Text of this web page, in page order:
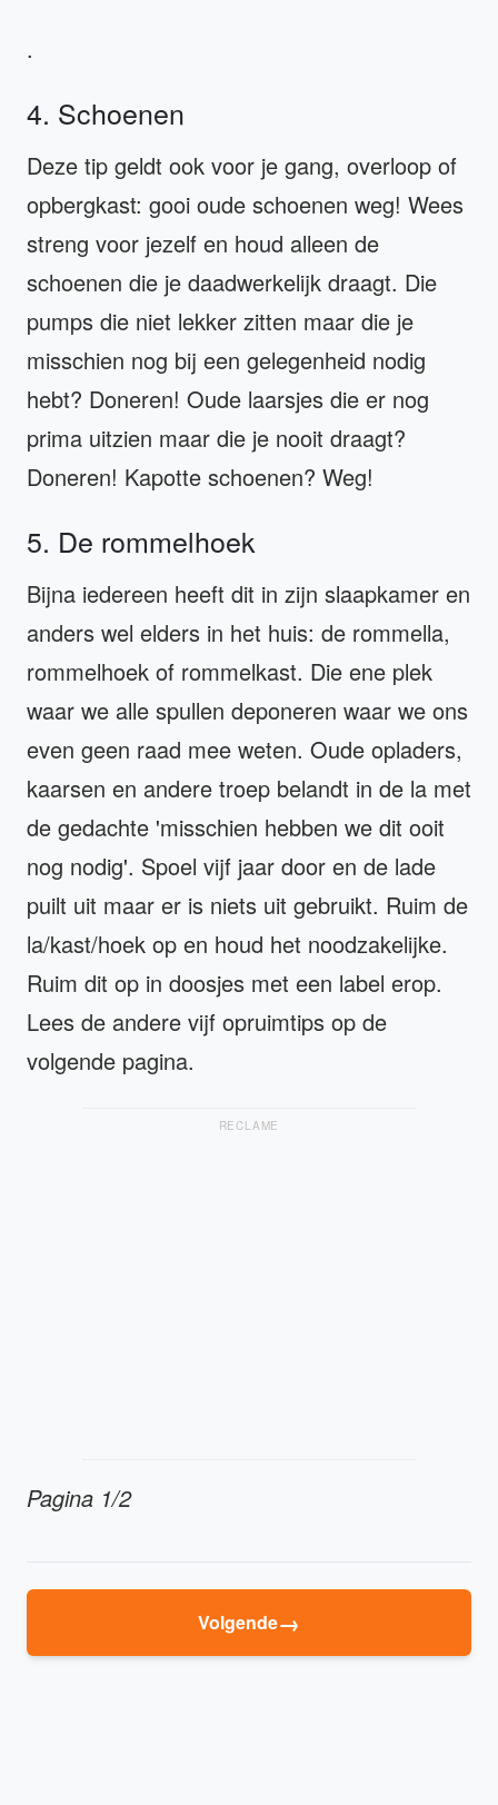
.
4. Schoenen
Deze tip geldt ook voor je gang, overloop of
opbergkast: gooi oude schoenen weg! Wees
streng voor jezelf en houd alleen de
schoenen die je daadwerkelijk draagt. Die
pumps die niet lekker zitten maar die je
misschien nog bij een gelegenheid nodig
hebt? Doneren! Oude laarsjes die er nog
prima uitzien maar die je nooit draagt?
Doneren! Kapotte schoenen? Weg!
5. De rommelhoek
Bijna iedereen heeft dit in zijn slaapkamer en
anders wel elders in het huis: de rommella,
rommelhoek of rommelkast. Die ene plek
waar we alle spullen deponeren waar we ons
even geen raad mee weten. Oude opladers,
kaarsen en andere troep belandt in de la met
de gedachte 'misschien hebben we dit ooit
nog nodig'. Spoel vijf jaar door en de lade
puilt uit maar er is niets uit gebruikt. Ruim de
la/kast/hoek op en houd het noodzakelijke.
Ruim dit op in doosjes met een label erop.
Lees de andere vijf opruimtips op de
volgende pagina.
RECLAME
Pagina 1/2
Volgende→